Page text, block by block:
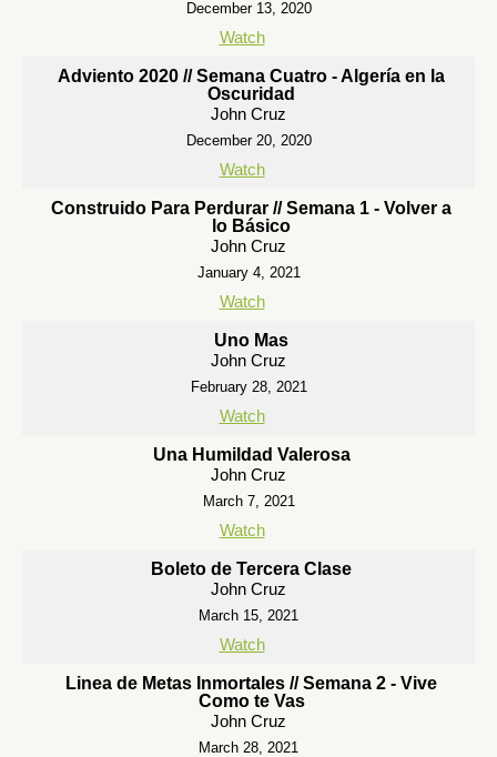
December 13, 2020
Watch
Adviento 2020 // Semana Cuatro - Algería en la
Oscuridad
John Cruz
December 20, 2020
Watch
Construido Para Perdurar // Semana 1 - Volver a
lo Básico
John Cruz
January 4, 2021
Watch
Uno Mas
John Cruz
February 28, 2021
Watch
Una Humildad Valerosa
John Cruz
March 7, 2021
Watch
Boleto de Tercera Clase
John Cruz
March 15, 2021
Watch
Linea de Metas Inmortales // Semana 2 - Vive
Como te Vas
John Cruz
March 28, 2021